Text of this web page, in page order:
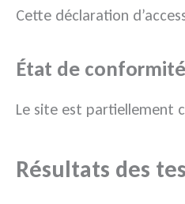
Cette déclaration
État de conformité
Le site est partiellement
Résultats des